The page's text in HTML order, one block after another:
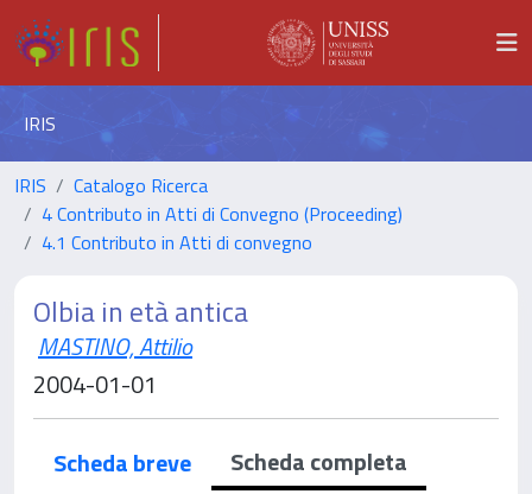
IRIS
IRIS
Catalogo Ricerca
4 Contributo in Atti di Convegno (Proceeding)
4.1 Contributo in Atti di convegno
Olbia in età antica
MASTINO, Attilio
2004-01-01
Scheda breve
Scheda completa